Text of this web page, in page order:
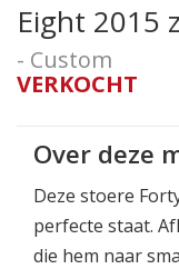
Eight 2015
- Custom
VERKOCHT
Over deze
Deze stoere
perfecte staat.
die hem naar